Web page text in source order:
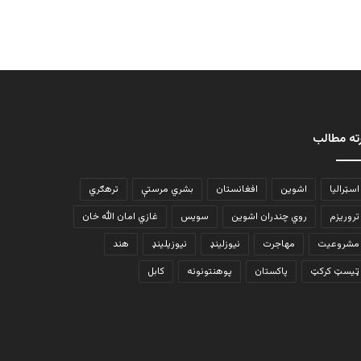
مطالب
اسټرالیا اشوین افغانستان بشري مرستې
ترهګري
تروریزم
روي چندران اشوین سویس
غازي امان الله خان
مشروعیت
مهاجرت نیوزلینډ نیوزیلینډ
هند
ټیسټ کرکټ
پاکستان پوهنتونونه کابل